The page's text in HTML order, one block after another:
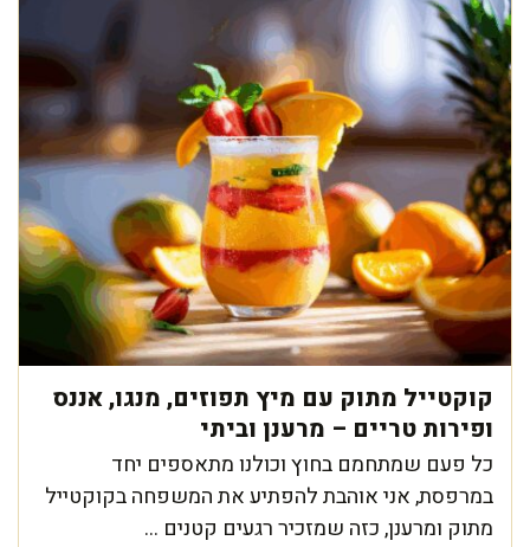
קוקטייל מתוק עם מיץ תפוזים, מנגו, אננס
ופירות טריים – מרענן וביתי
כל פעם שמתחמם בחוץ וכולנו מתאספים יחד
במרפסת, אני אוהבת להפתיע את המשפחה בקוקטייל
מתוק ומרענן, כזה שמזכיר רגעים קטנים ...